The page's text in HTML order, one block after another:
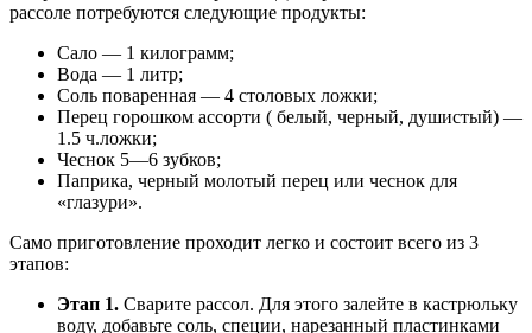
рассоле потребуются следующие продукты:
Сало — 1 килограмм;
Вода — 1 литр;
Соль поваренная — 4 столовых ложки;
Перец горошком ассорти ( белый, черный, душистый) —
1.5 ч.ложки;
Чеснок 5—6 зубков;
Паприка, черный молотый перец или чеснок для
«глазури».
Само приготовление проходит легко и состоит всего из 3
этапов:
Этап 1. Сварите рассол. Для этого залейте в кастрюльку
воду, добавьте соль, специи, нарезанный пластинками